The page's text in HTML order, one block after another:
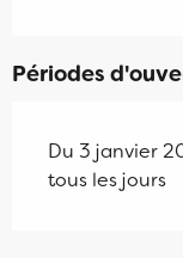
Périodes
Du 3 janvier
tous les jours